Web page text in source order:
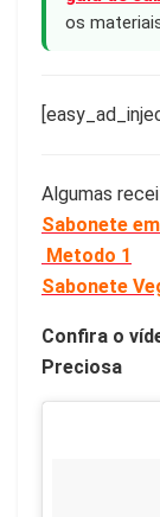
os
Algumas
Sabonete
Metodo 1
Sabonete
Confira o
Preciosa